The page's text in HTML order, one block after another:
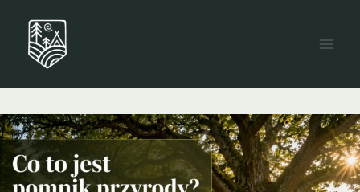
treści